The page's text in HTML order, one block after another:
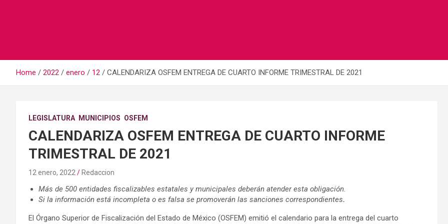
Home 2022 enero 12 CALENDARIZA OSFEM ENTREGA DE CUARTO INFORME TRIMESTRAL DE 2021
LEGISLATURA MUNICIPIOS OSFEM
CALENDARIZA OSFEM ENTREGA DE CUARTO INFORME
TRIMESTRAL DE 2021
12 enero, 2022 Redaccion
Más de 500 entidades fiscalizables estatales y municipales deberán atender esta obligación.
Si la información está incompleta o es falsa se promoverán las sanciones correspondientes.
El Órgano Superior de Fiscalización del Estado de México (OSFEM) emitió el calendario para la entrega del cuarto